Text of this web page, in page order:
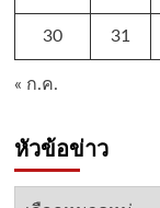
30 31
« ก.ค.
หัวข้อข่าว
หัวข้อ